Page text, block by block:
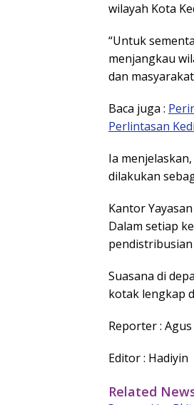
wilayah Kota
“Untuk
menjangkau
dan
Baca juga :
Perlintasan
Ia
dilakukan
Kantor
Dalam setiap
Suasana di
kotak lengkap
Reporter :
Editor : Hadiyin
Related